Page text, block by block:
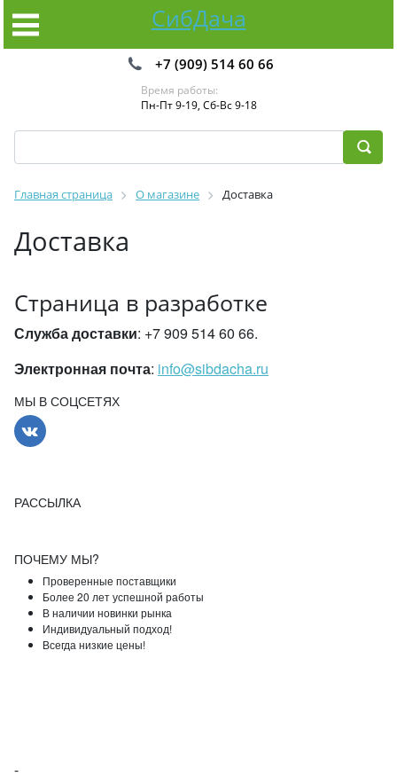
СибДача
+7 (909) 514 60 66
Время работы:
Пн-Пт 9-19, Сб-Вс 9-18
Главная страница О магазине Доставка
Доставка
Страница в разработке
Служба доставки: +7 909 514 60 66.
Электронная почта: info@sibdacha.ru
МЫ В СОЦСЕТЯХ
РАССЫЛКА
ПОЧЕМУ МЫ?
Проверенные поставщики
Более 20 лет успешной работы
В наличии новинки рынка
Индивидуальный подход!
Всегда низкие цены!
-